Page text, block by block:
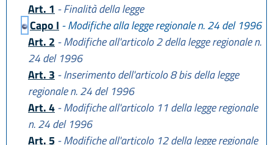
Art. 1 - Finalità della legge
Capo I - Modifiche alla legge regionale n. 24 del 1996
Art. 2 - Modifiche all'articolo 2 della legge regionale n.
24 del 1996
Art. 3 - Inserimento dell'articolo 8 bis della legge
regionale n. 24 del 1996
Art. 4 - Modifiche all'articolo 11 della legge regionale
n. 24 del 1996
Art. 5 - Modifiche all'articolo 12 della legge regionale